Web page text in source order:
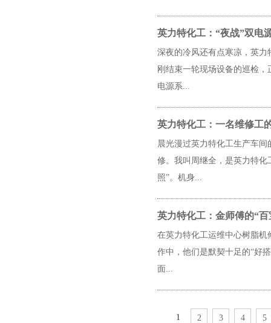
英力特化工：“夜战”双电
深夜的冷风还有点寒凉，英
刚结束一轮现场设备的巡检
电源系...
英力特化工：一名维修工
晨光漫过英力特化工生产车
修。我叫周继全，是英力特
照”。机身...
英力特化工：金师傅的“百
在英力特化工运维中心树脂机
作中，他们是默契十足的“好
面...
1 2 3 4 5